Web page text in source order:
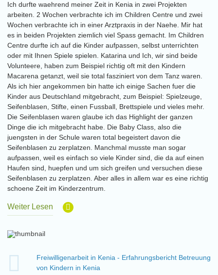
Ich durfte waehrend meiner Zeit in Kenia in zwei Projekten
arbeiten. 2 Wochen verbrachte ich im Children Centre und zwei
Wochen verbrachte ich in einer Arztpraxis in der Naehe. Mir hat
es in beiden Projekten ziemlich viel Spass gemacht. Im Children
Centre durfte ich auf die Kinder aufpassen, selbst unterrichten
oder mit Ihnen Spiele spielen. Katarina und Ich, wir sind beide
Volunteere, haben zum Beispiel richtig oft mit den Kindern
Macarena getanzt, weil sie total fasziniert von dem Tanz waren.
Als ich hier angekommen bin hatte ich einige Sachen fuer die
Kinder aus Deutschland mitgebracht, zum Beispiel: Spielzeuge,
Seifenblasen, Stifte, einen Fussball, Brettspiele und vieles mehr.
Die Seifenblasen waren glaube ich das Highlight der ganzen
Dinge die ich mitgebracht habe. Die Baby Class, also die
juengsten in der Schule waren total begeistert davon die
Seifenblasen zu zerplatzen. Manchmal musste man sogar
aufpassen, weil es einfach so viele Kinder sind, die da auf einen
Haufen sind, huepfen und um sich greifen und versuchen diese
Seifenblasen zu zerplatzen. Aber alles in allem war es eine richtig
schoene Zeit im Kinderzentrum.
Weiter Lesen
Freiwilligenarbeit in Kenia - Erfahrungsbericht Betreuung
von Kindern in Kenia